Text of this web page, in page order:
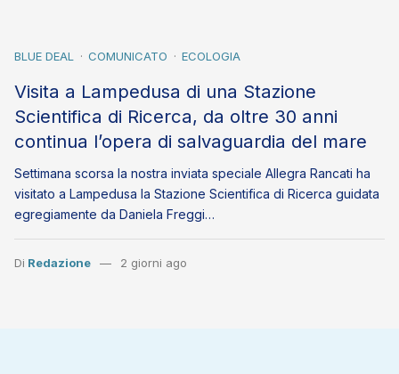
BLUE DEAL COMUNICATO ECOLOGIA
Visita a Lampedusa di una Stazione
Scientifica di Ricerca, da oltre 30 anni
continua l’opera di salvaguardia del mare
Settimana scorsa la nostra inviata speciale Allegra Rancati ha
visitato a Lampedusa la Stazione Scientifica di Ricerca guidata
egregiamente da Daniela Freggi…
Di Redazione 2 giorni ago